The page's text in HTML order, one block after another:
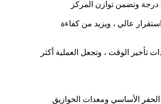
عالي ، ويزيد من كفاءة
تأخير الوقت ، وتجعل العملية أكثر
الأساسي ومعدات الخوازيق